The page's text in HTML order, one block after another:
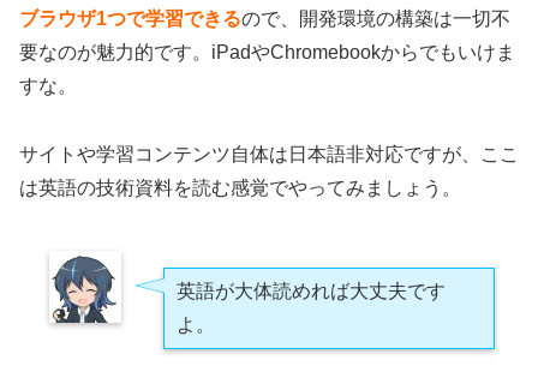
ブラウザ1つで学習できるので、開発環境の構築は一切不
要なのが魅力的です。iPadやChromebookからでもいけま
すな。
サイトや学習コンテンツ自体は日本語非対応ですが、ここ
は英語の技術資料を読む感覚でやってみましょう。
英語が大体読めれば大丈夫です
よ。